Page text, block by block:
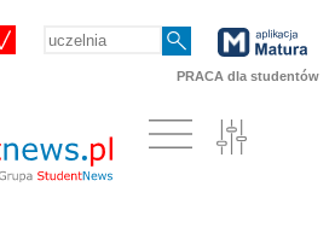
PRACA dla studentów